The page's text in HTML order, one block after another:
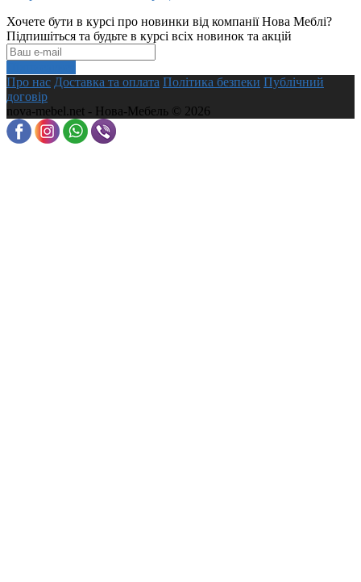
Хочете бути в курсі про новинки від компанії Нова Меблі?
Підпишіться та будьте в курсі всіх новинок та акцій
Про нас Доставка та оплата Політика безпеки Публічний
договір
nova-mebel.net - Нова-Мебель © 2026